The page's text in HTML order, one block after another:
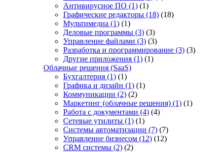
Антивирусное ПО (1) (1)
Графические редакторы (18) (18)
Мультимедиа (1) (1)
Деловые программы (3) (3)
Управление файлами (3) (3)
Разработка и программирование (3) (3)
Другие приложения (1) (1)
Облачные решения (SaaS)
Бухгалтерия (1) (1)
Графика и дизайн (1) (1)
Коммуникации (2) (2)
Маркетинг (облачные решения) (1) (1)
Работа с документами (4) (4)
Сетевые утилиты (1) (1)
Системы автоматизации (7) (7)
Управление бизнесом (12) (12)
CRM системы (2) (2)